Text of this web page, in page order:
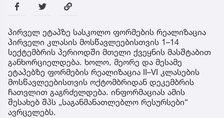
პირველ ეტაპზე სასკოლო ფორმების რეალიზაცია
პირველი კლასის მოსწავლეებისთვის 1–14
სექტემბრის პერიოდში მთელი ქვეყნის მასშტაბით
განხორციელდება. ხოლო, მეორე და მესამე
ეტაპებზე ფორმების რეალიზაცია II–VI კლასების
მოსწავლეებისთვის ოქტომბრიდან დეკემბრის
ჩათვლით გაგრძელდება. ინფორმაციას ამის
შესახებ შპს „საგანმანათლებლო რესურსები“
ავრცელებს.